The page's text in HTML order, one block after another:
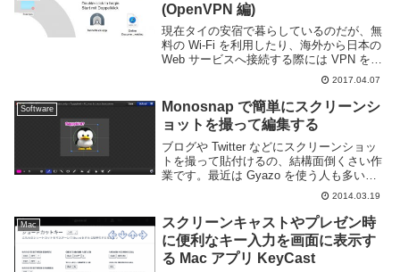
(OpenVPN 編)
現在タイの安宿で暮らしているのだが、無
料の Wi-Fi を利用したり、海外から日本の
Web サービスへ接続する際には VPN を利
用すると良い。軽く調べてみた所、今自分
が利用している macOS で VPN を利用す
るには L2TP ov...
2017.04.07
Software
Monosnap で簡単にスクリーンシ
ョットを撮って編集する
ブログや Twitter などにスクリーンショッ
トを撮って貼付けるの、結構面倒くさい作
業です。最近は Gyazo を使う人も多いで
すがシンプルすぎてちょっとした編集もで
きない。かといって画像編集ソフトを使う
のも大げさすぎる。というわけで便利...
2014.03.19
Mac
スクリーンキャストやプレゼン時
に便利なキー入力を画面に表示す
る Mac アプリ KeyCast